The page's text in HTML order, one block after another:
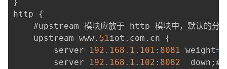
http {
#upstream 模块应放于 http 模块中，默认的分
    upstream www
. 51iot . com . cn {
        server
192.168 .1 .101 : 8081 weight=
        server
192.168 .1 .102 : 8082
  down
; #